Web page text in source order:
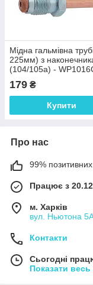
Мідна гальмівна
225мм) з
(104/105а) -
179 ₴
Купити
Про нас
99% позитивних
Працює з
м. Харків
вул. Ньютона
Контакти
Сьогодні
Показати